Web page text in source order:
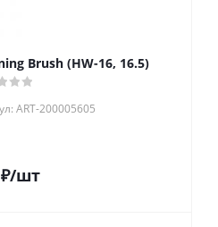
Brush (HW-16, 16.5)
ART-200005605
/шт